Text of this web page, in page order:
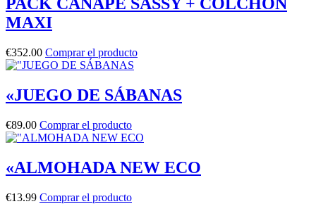
PACK CANAPÉ SASSY + COLCHÓN
MAXI
€352.00 Comprar el producto
«JUEGO DE SÁBANAS
€89.00 Comprar el producto
«ALMOHADA NEW ECO
€13.99 Comprar el producto